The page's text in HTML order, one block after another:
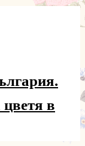
цветя в